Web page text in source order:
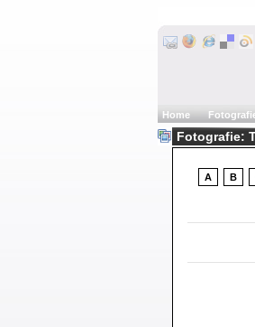
Home
Fotografie:
A B